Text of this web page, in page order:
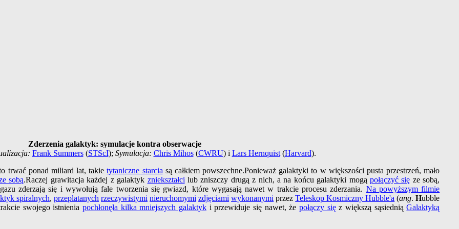
Zderzenia galaktyk: symulacje kontra obserwacje
Frank Summers(STScI); Symulacja: Chris Mihos(CWRU) i Lars Hernquist(Harvard).
trwać ponad miliard lat, takietytaniczne starcia są całkiem powszechne.Ponieważ galaktyki to w większości pusta przestrzeń, mało
sobą.Raczej grawitacja każdej z galaktyk zniekształci lub zniszczy drugą z nich, a na końcu galaktyki mogąpołączyć się ze sobą,
zderzają się i wywołują fale tworzenia się gwiazd, które wygasają nawet w trakcie procesu zderzania. Na powyższym filmie
spiralnych,przeplatanych rzeczywistymi nieruchomymi zdjęciami wykonanymi przezTeleskop Kosmiczny Hubble'a (ang.Hubble
swojego istnieniapochłonęła kilka mniejszych galaktyk i przewiduje się nawet, że połączy sięz większą sąsiedniąGalaktyką